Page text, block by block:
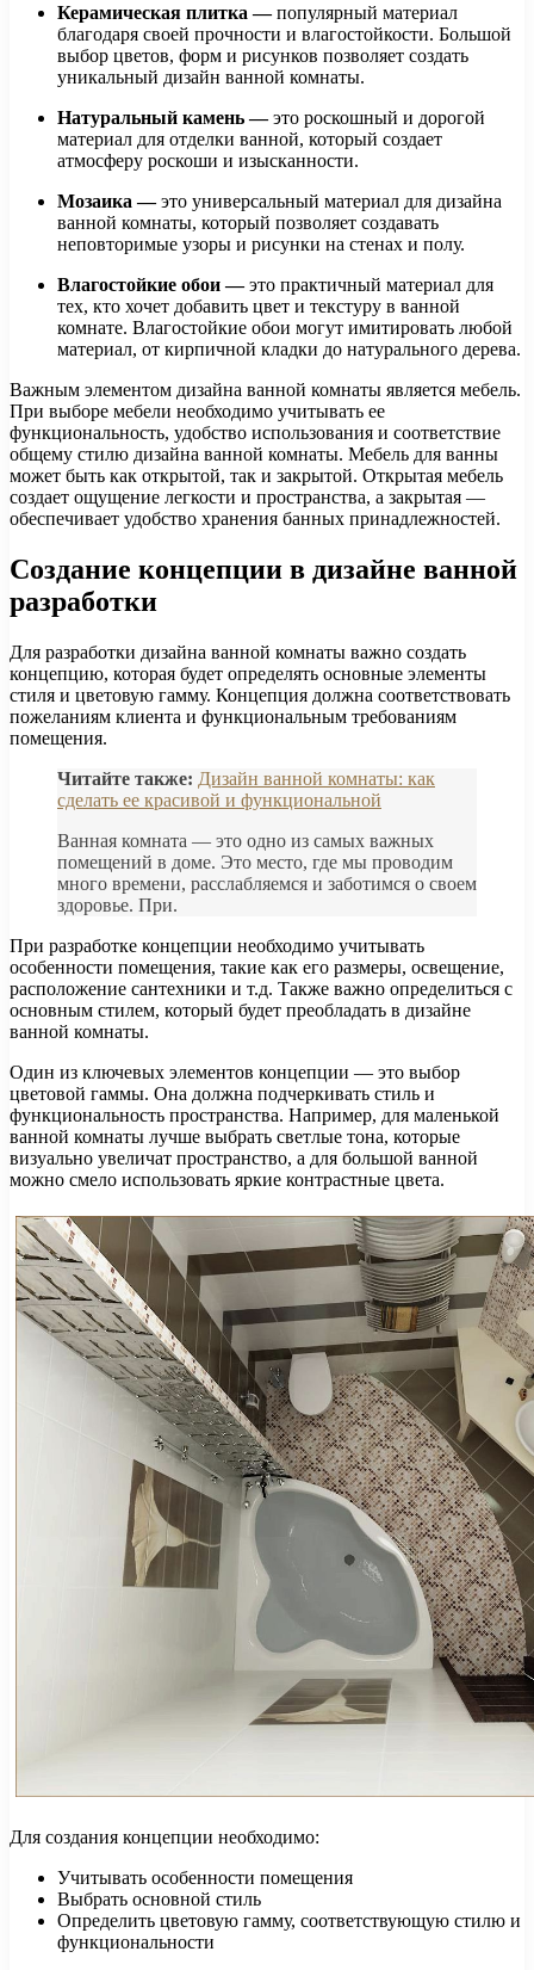
Керамическая плитка —популярный материал
благодаря своей прочности и влагостойкости. Большой
выбор цветов, форм и рисунков позволяет создать
уникальный дизайн ванной комнаты.
Натуральный камень—это роскошный и дорогой
материал для отделки ванной, который создает
атмосферу роскоши и изысканности.
Мозаика —это универсальный материал для дизайна
ванной комнаты, который позволяет создавать
неповторимые узоры и рисунки на стенах и полу.
Влагостойкие обои—это практичный материал для
тех, кто хочет добавить цвет и текстуру в ванной
комнате. Влагостойкие обои могут имитировать любой
материал, от кирпичной кладки до натурального дерева.
Важным элементом дизайна ванной комнаты является мебель.
При выборе мебели необходимо учитывать ее
функциональность, удобство использования и соответствие
общему стилю дизайна ванной комнаты. Мебель для ванны
может быть как открытой, так и закрытой. Открытая мебель
создает ощущение легкости и пространства, а закрытая —
обеспечивает удобство хранения банных принадлежностей.
Создание концепции в дизайне ванной
разработки
Для разработки дизайна ванной комнаты важно создать
концепцию, которая будет определять основные элементы
стиля и цветовую гамму. Концепция должна соответствовать
пожеланиям клиента и функциональным требованиям
помещения.
Читайте также: Дизайн ванной комнаты: как
сделать ее красивой и функциональной
Ванная комната — это одно из самых важных
помещений в доме. Это место, где мы проводим
много времени, расслабляемся и заботимся о своем
здоровье. При.
При разработке концепции необходимо учитывать
особенности помещения, такие как его размеры, освещение,
расположение сантехники и т.д. Также важно определиться с
основным стилем, который будет преобладать в дизайне
ванной комнаты.
Один из ключевых элементов концепции — это выбор
цветовой гаммы. Она должна подчеркивать стиль и
функциональность пространства. Например, для маленькой
ванной комнаты лучше выбрать светлые тона, которые
визуально увеличат пространство, а для большой ванной
можно смело использовать яркие контрастные цвета.
Для создания концепции необходимо:
Учитывать особенности помещения
Выбрать основной стиль
Определить цветовую гамму, соответствующую стилю и
функциональности